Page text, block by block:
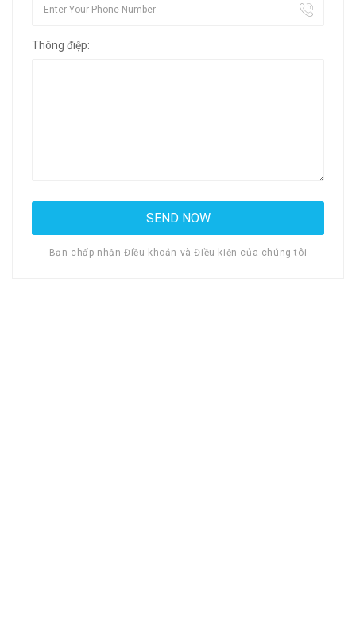
Thông điệp:
Bạn chấp nhận Điều khoản và Điều kiện của chúng tôi